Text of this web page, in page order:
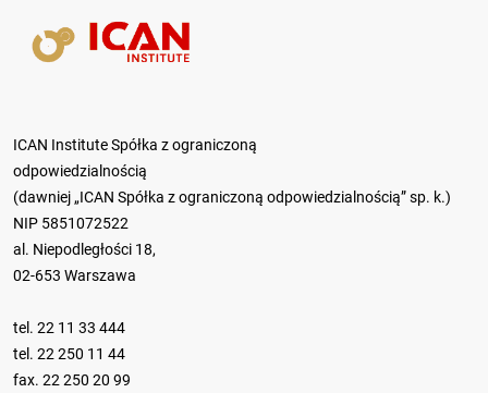
ICAN Institute Spółka z ograniczoną
odpowiedzialnością
(dawniej „ICAN Spółka z ograniczoną odpowiedzialnością” sp. k.)
NIP 5851072522
al. Niepodległości 18,
02-653 Warszawa
tel. 22 11 33 444
tel. 22 250 11 44
fax. 22 250 20 99